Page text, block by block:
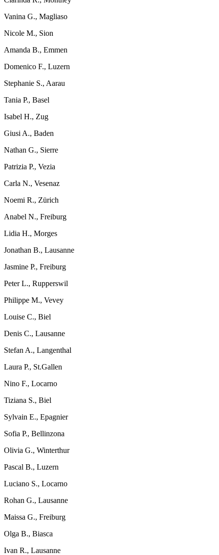
Vanina G., Magliaso
Nicole M., Sion
Amanda B., Emmen
Domenico F., Luzern
Stephanie S., Aarau
Tania P., Basel
Isabel H., Zug
Giusi A., Baden
Nathan G., Sierre
Patrizia P., Vezia
Carla N., Vesenaz
Noemi R., Zürich
Anabel N., Freiburg
Lidia H., Morges
Jonathan B., Lausanne
Jasmine P., Freiburg
Peter L., Rupperswil
Philippe M., Vevey
Louise C., Biel
Denis C., Lausanne
Stefan A., Langenthal
Laura P., St.Gallen
Nino F., Locarno
Tiziana S., Biel
Sylvain E., Epagnier
Sofia P., Bellinzona
Olivia G., Winterthur
Pascal B., Luzern
Luciano S., Locarno
Rohan G., Lausanne
Maissa G., Freiburg
Olga B., Biasca
Ivan R., Lausanne